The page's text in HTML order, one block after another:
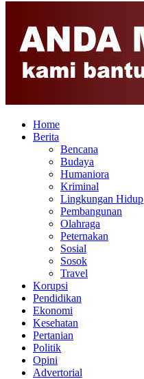
Home
Berita
Bencana
Budaya
Humaniora
Kriminal
Lingkungan Hidup
Pembangunan
Olahraga
Peternakan
Sosial
Sosok
Travel
Korupsi
Pendidikan
Ekonomi
Kesehatan
Pertanian
Politik
Opini
Advertorial